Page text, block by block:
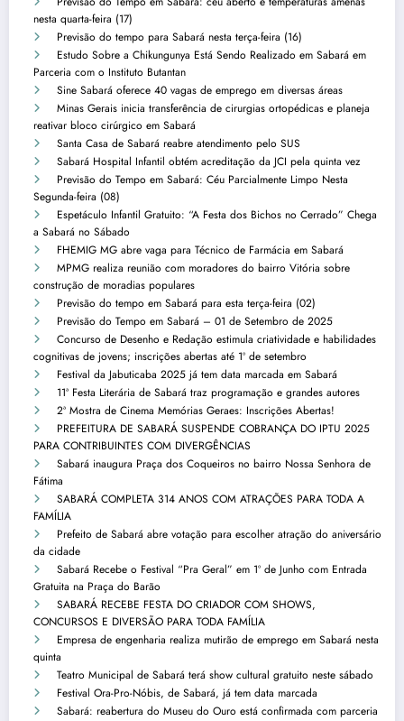
nesta quarta-feira (17)
Previsão do tempo para Sabará nesta terça-feira (16)
Estudo Sobre a Chikungunya Está Sendo Realizado em Sabará em
Parceria com o Instituto Butantan
Sine Sabará oferece 40 vagas de emprego em diversas áreas
Minas Gerais inicia transferência de cirurgias ortopédicas e planeja
reativar bloco cirúrgico em Sabará
Santa Casa de Sabará reabre atendimento pelo SUS
Sabará Hospital Infantil obtém acreditação da JCI pela quinta vez
Previsão do Tempo em Sabará: Céu Parcialmente Limpo Nesta
Segunda-feira (08)
Espetáculo Infantil Gratuito: “A Festa dos Bichos no Cerrado” Chega
a Sabará no Sábado
FHEMIG MG abre vaga para Técnico de Farmácia em Sabará
MPMG realiza reunião com moradores do bairro Vitória sobre
construção de moradias populares
Previsão do tempo em Sabará para esta terça-feira (02)
Previsão do Tempo em Sabará – 01 de Setembro de 2025
Concurso de Desenho e Redação estimula criatividade e habilidades
cognitivas de jovens; inscrições abertas até 1º de setembro
Festival da Jabuticaba 2025 já tem data marcada em Sabará
11ª Festa Literária de Sabará traz programação e grandes autores
2ª Mostra de Cinema Memórias Geraes: Inscrições Abertas!
PREFEITURA DE SABARÁ SUSPENDE COBRANÇA DO IPTU 2025
PARA CONTRIBUINTES COM DIVERGÊNCIAS
Sabará inaugura Praça dos Coqueiros no bairro Nossa Senhora de
Fátima
SABARÁ COMPLETA 314 ANOS COM ATRAÇÕES PARA TODA A
FAMÍLIA
Prefeito de Sabará abre votação para escolher atração do aniversário
da cidade
Sabará Recebe o Festival “Pra Geral” em 1º de Junho com Entrada
Gratuita na Praça do Barão
SABARÁ RECEBE FESTA DO CRIADOR COM SHOWS,
CONCURSOS E DIVERSÃO PARA TODA FAMÍLIA
Empresa de engenharia realiza mutirão de emprego em Sabará nesta
quinta
Teatro Municipal de Sabará terá show cultural gratuito neste sábado
Festival Ora-Pro-Nóbis, de Sabará, já tem data marcada
Sabará: reabertura do Museu do Ouro está confirmada com parceria